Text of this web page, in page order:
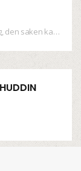
Det här kommer inte bli världens roligaste inlägg, den saken kan ni räkna med. Det…